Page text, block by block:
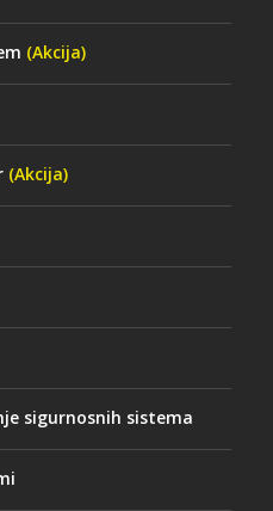
(Akcija)
(Akcija)
sigurnosnih sistema